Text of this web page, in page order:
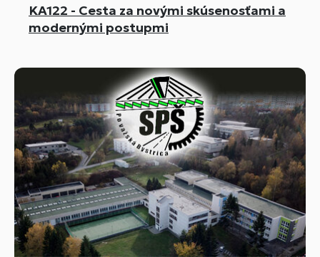
KA122 - Cesta za novými skúsenosťami a
modernými postupmi